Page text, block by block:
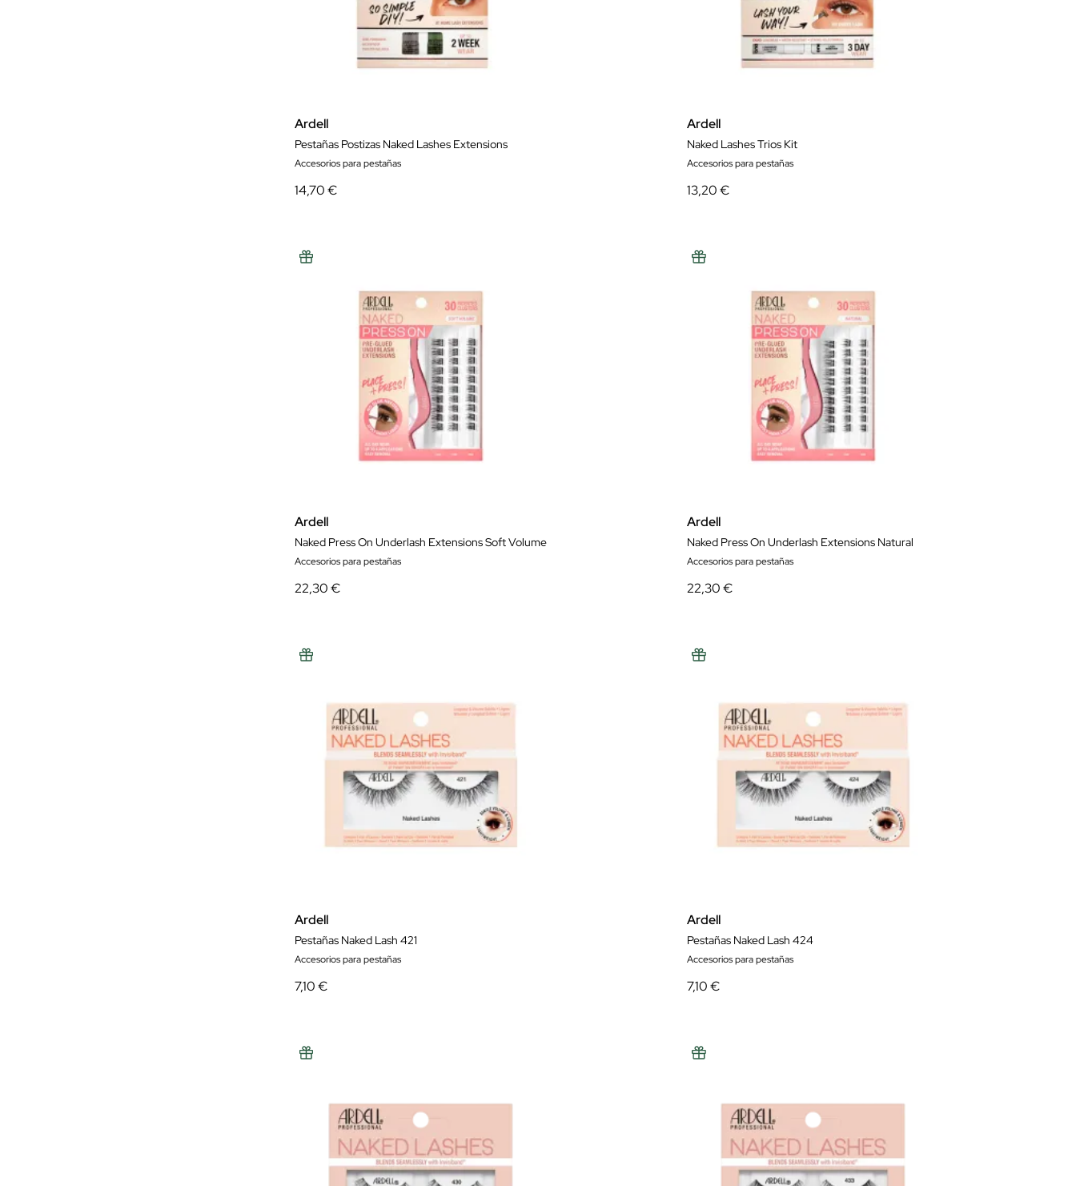
Ardell
Pestañas Postizas Naked Lashes Extensions
Accesorios para pestañas
14,70 €
Ardell
Naked Lashes Trios Kit
Accesorios para pestañas
13,20 €
Ardell
Naked Press On Underlash Extensions Soft Volume
Accesorios para pestañas
22,30 €
Ardell
Naked Press On Underlash Extensions Natural
Accesorios para pestañas
22,30 €
Ardell
Pestañas Naked Lash 421
Accesorios para pestañas
7,10 €
Ardell
Pestañas Naked Lash 424
Accesorios para pestañas
7,10 €